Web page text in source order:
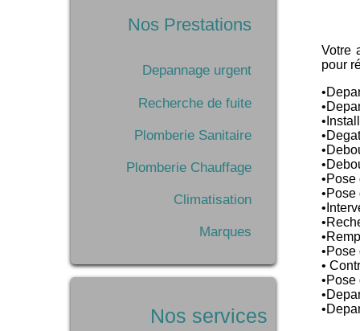
Nos Prestations
Depannage urgent
Recherche de fuite
Plomberie Sanitaire
Plomberie Chauffage
Climatisation
Marques
Nos services
Votre
pour
•